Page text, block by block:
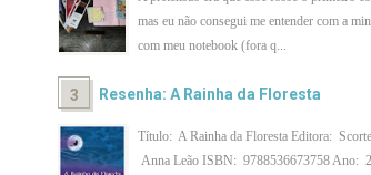
mas eu não consegui me entender com a
com meu notebook (fora q...
Resenha: A Rainha da Floresta
Título: A Rainha da Floresta Editora:
Anna Leão ISBN: 9788536673758 Ano: